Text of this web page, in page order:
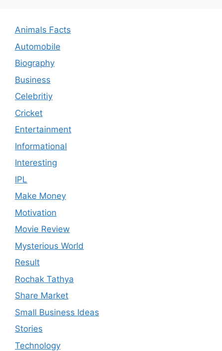
Animals Facts
Automobile
Biography
Business
Celebritiy
Cricket
Entertainment
Informational
Interesting
IPL
Make Money
Motivation
Movie Review
Mysterious World
Result
Rochak Tathya
Share Market
Small Business Ideas
Stories
Technology